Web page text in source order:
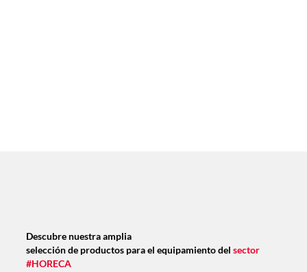
Descubre nuestra amplia
selección de productos para el equipamiento del sector
#HORECA